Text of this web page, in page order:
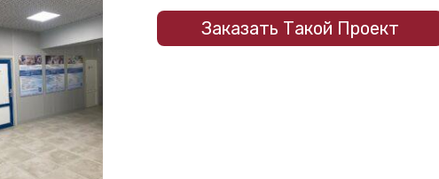
Заказать Такой Проект